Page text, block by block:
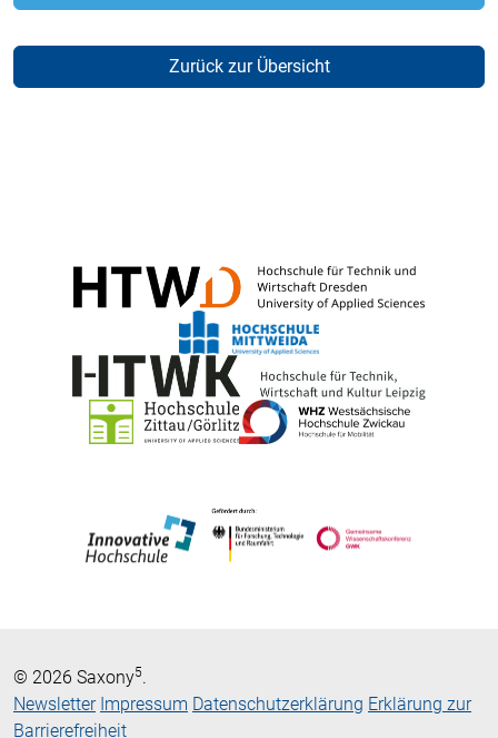
Zurück zur Übersicht
© 2026 Saxony5.
Newsletter Impressum Datenschutzerklärung Erklärung zur
Barrierefreiheit